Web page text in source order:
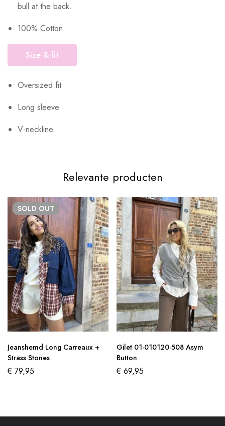
bull at the back.
100% Cotton
Size & fit
Oversized fit
Long sleeve
V-neckline
Relevante producten
SOLD OUT
Jeanshemd Long Carreaux +
Strass Stones
€ 79,95
Gilet 01-010120-508 Asym
Button
€ 69,95